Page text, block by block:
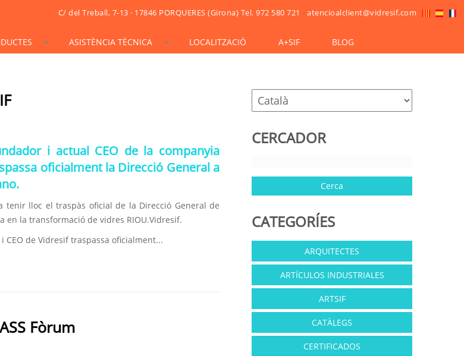
C/ del Treball, 7-13 · 17846 PORQUERES (Girona) Tel. 972 580 721 -atencioalclient@vidresif.com
ASISTÈNCIA TÈCNICA LOCALITZACIÓ A+SIF BLOG
i actual CEO de la companyia
oficialment la Direcció General a
tenir lloc el traspàs oficial de la Direcció General de
en la transformació de vidres RIOU.Vidresif.
CEO de Vidresif traspassa oficialment...
Fòrum
CERCADOR
CATEGORÍES
ARQUITECTES
ARTÍCULOS INDUSTRIALES
ARTSIF
CATÀLEGS
CERTIFICADOS